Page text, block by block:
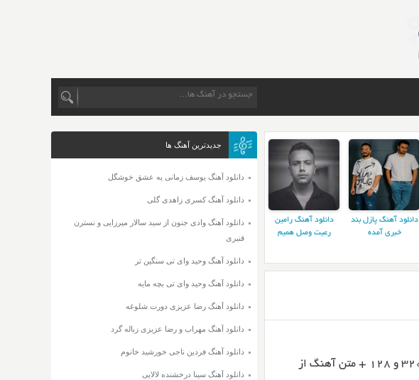
دانلود آهنگ پازل بند
خبری آمده
دانلود آهنگ رامین
رعیت وصل همیم
بنام دوست دارم با دو کیفیت ۳۲۰ و ۱۲۸ + متن آهنگ از
جدیدترین آهنگ ها
دانلود آهنگ یوسف زمانی یه عشق خوشگل
دانلود آهنگ کسری زاهدی گلی
دانلود آهنگ وادی جنون از سید سالار میرزایی و نسترن
قنبری
دانلود آهنگ وحید وای تی سنگین تر
دانلود آهنگ وحید وای تی بچه مایه
دانلود آهنگ رضا عزیزی دورت شلوغه
دانلود آهنگ مهراب و رضا عزیزی زباله گرد
دانلود آهنگ فردین ناجی خورشید خانوم
دانلود آهنگ سینا درخشنده لالایی